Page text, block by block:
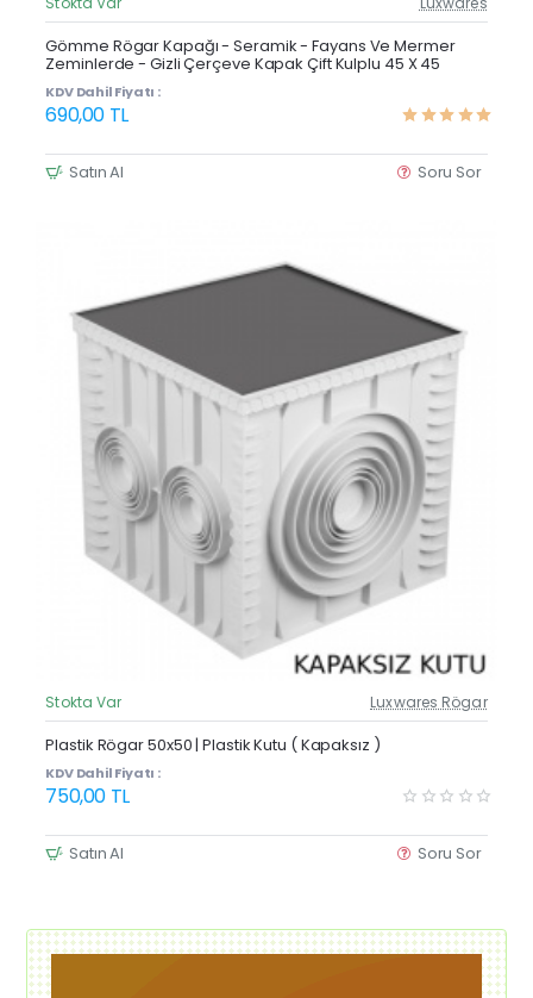
Güncel Fiyat
Çok Satan
Gömme Rögar Kapağı - Seramik - Fayans Ve Mermer
Zeminlerde - Gizli Çerçeve Kapak Çift Kulplu 45 X 45
KDV Dahil Fiyatı :
690,00 TL
Satın Al Soru Sor
Güncel Fiyat
Stokta Var Luxwares Rögar
Plastik Rögar 50x50 | Plastik Kutu ( Kapaksız )
KDV Dahil Fiyatı :
750,00 TL
Satın Al Soru Sor